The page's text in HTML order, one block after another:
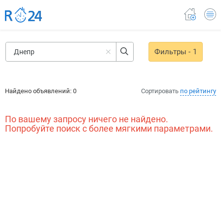
Фильтры- 1
Сортировать по рейтингу
Найдено объявлений: 0
По вашему запросу ничего не найдено.
Попробуйте поиск с более мягкими параметрами.